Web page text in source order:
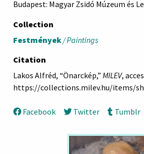
Budapest: Magyar Zsidó Múzeum és
Collection
Festmények / Paintings
Citation
Lakos Alfréd, “Önarckép,” MILEV,
https://collections.milev.hu/items/
Facebook Twitter Tumblr